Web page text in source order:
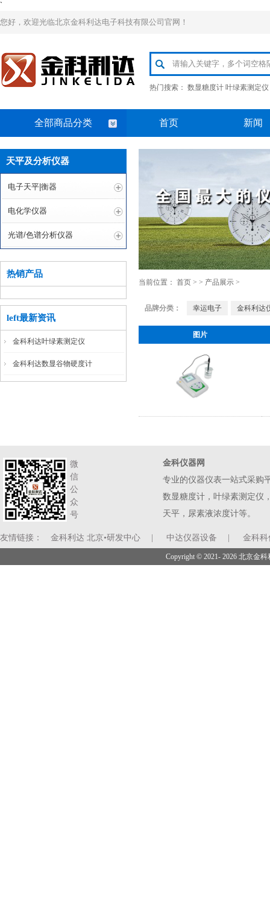
`
您好，欢迎光临北京金科利达电子科技有限公司官网！
热门搜索： 数显糖度计 叶绿素测定仪
全部商品分类 首页 新闻
天平及分析仪器
电子天平|衡器
电化学仪器
光谱/色谱分析仪器
热销产品
left最新资讯
金科利达叶绿素测定仪
金科利达数显谷物硬度计
当前位置： 首页 > > 产品展示 >
品牌分类： 幸运电子 金科利达
图片
微
信
公
众
号
金科仪器网
专业的仪器仪表一站式采购
数显糖度计，叶绿素测定仪
天平，尿素液浓度计等。
友情链接： 金科利达 北京•研发中心 中达仪器设备 金科
Copyright © 2021- 2026 北京金